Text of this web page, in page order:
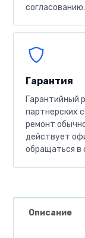
Гарантия
Гарантийный
партнерских
ремонт
действует
обращаться в
Описание